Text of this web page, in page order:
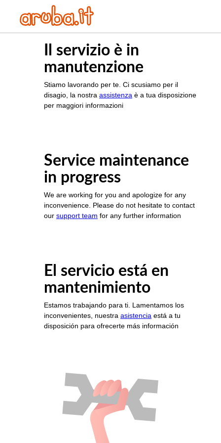
Il servizio è in
manutenzione
Stiamo lavorando per te. Ci scusiamo per il
disagio, la nostra assistenza è a tua disposizione
per maggiori informazioni
Service maintenance
in progress
We are working for you and apologize for any
inconvenience. Please do not hesitate to contact
our support team for any further information
El servicio está en
mantenimiento
Estamos trabajando para ti. Lamentamos los
inconvenientes, nuestra asistencia está a tu
disposición para ofrecerte más información